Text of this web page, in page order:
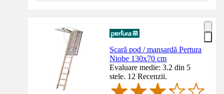
Scară pod / mansardă Pertura
Niobe 130x70 cm
Evaluare medie: 3.2 din 5
stele. 12 Recenzii.